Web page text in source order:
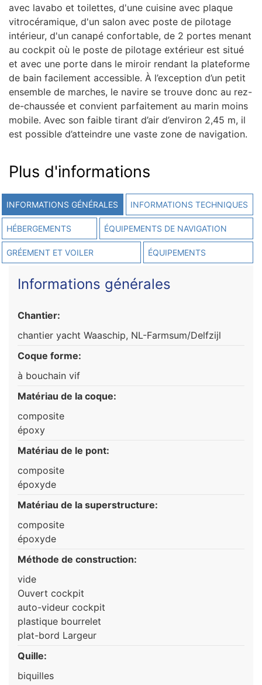
avec lavabo et toilettes, d'une cuisine avec plaque
vitrocéramique, d'un salon avec poste de pilotage
intérieur, d'un canapé confortable, de 2 portes menant
au cockpit où le poste de pilotage extérieur est situé
et avec une porte dans le miroir rendant la plateforme
de bain facilement accessible. À l’exception d’un petit
ensemble de marches, le navire se trouve donc au rez-
de-chaussée et convient parfaitement au marin moins
mobile. Avec son faible tirant d’air d’environ 2,45 m, il
est possible d’atteindre une vaste zone de navigation.
Plus d'informations
INFORMATIONS GÉNÉRALES INFORMATIONS TECHNIQUES
HÉBERGEMENTS ÉQUIPEMENTS DE NAVIGATION
GRÉEMENT ET VOILER ÉQUIPEMENTS
Informations générales
Chantier:
chantier yacht Waaschip, NL-Farmsum/Delfzijl
Coque forme:
à bouchain vif
Matériau de la coque:
composite
époxy
Matériau de le pont:
composite
époxyde
Matériau de la superstructure:
composite
époxyde
Méthode de construction:
vide
Ouvert cockpit
auto-videur cockpit
plastique bourrelet
plat-bord Largeur
Quille:
biquilles